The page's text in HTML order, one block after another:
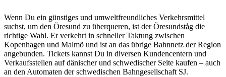
Wenn Du ein günstiges und umweltfreundliches Verkehrsmittel
suchst, um den Öresund zu überqueren, ist der Öresundståg die
richtige Wahl. Er verkehrt in schneller Taktung zwischen
Kopenhagen und Malmö und ist an das übrige Bahnnetz der Region
angebunden. Tickets kannst Du in diversen Kundencentern und
Verkaufsstellen auf dänischer und schwedischer Seite kaufen – auch
an den Automaten der schwedischen Bahngesellschaft SJ.